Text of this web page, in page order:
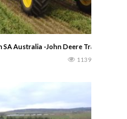
SA Australia -John Deere Traktoren-
1139